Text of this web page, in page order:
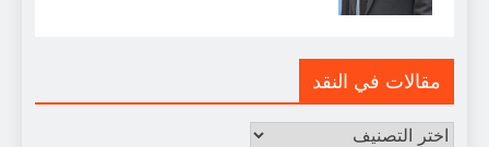
مقالات في النقد
مقالات